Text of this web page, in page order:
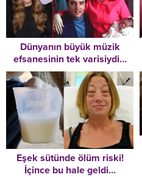
Dünyanın büyük müzik
efsanesinin tek varisiydi…
Trajedilerle dolu hikâyesi
çok erken sonra erdi: Lisa
Marie Presley 54 yaşında
hayatını kaybetti!
Eşek sütünde ölüm riski!
İçince bu hale geldi…